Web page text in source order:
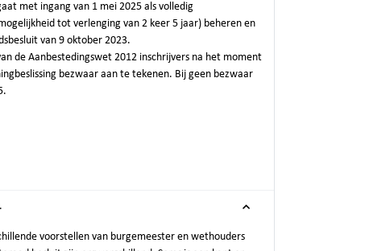
met ingang van 1 mei 2025 als volledig
tot verlenging van 2 keer 5 jaar) beheren en
van 9 oktober 2023.
de Aanbestedingswet 2012 inschrijvers na het moment
bezwaar aan te tekenen. Bij geen bezwaar
voorstellen van burgemeester en wethouders